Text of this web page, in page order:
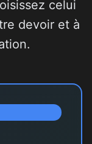
celui
devoir et à